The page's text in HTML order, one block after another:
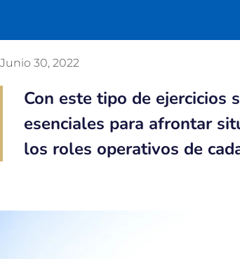
Junio 30, 2022
Con este tipo de ejercicios
esenciales para afrontar
los roles operativos de